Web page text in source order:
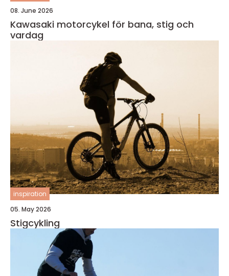
08. June 2026
Kawasaki motorcykel för bana, stig och
vardag
inspiration
05. May 2026
Stigcykling